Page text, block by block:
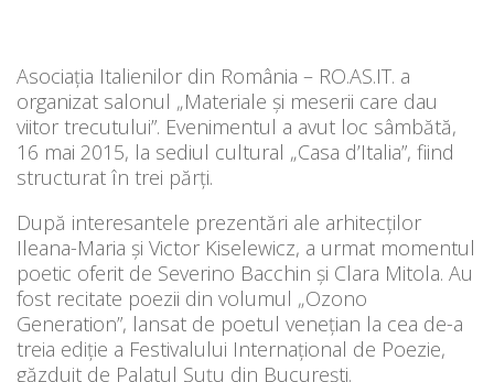
Asociația Italienilor din România – RO.AS.IT. a
organizat salonul „Materiale și meserii care dau
viitor trecutului”. Evenimentul a avut loc sâmbătă,
16 mai 2015, la sediul cultural „Casa d’Italia”, fiind
structurat în trei părți.
După interesantele prezentări ale arhitecților
Ileana-Maria și Victor Kiselewicz, a urmat momentul
poetic oferit de Severino Bacchin și Clara Mitola. Au
fost recitate poezii din volumul „Ozono
Generation”, lansat de poetul venețian la cea de-a
treia ediție a Festivalului Internațional de Poezie,
găzduit de Palatul Șuțu din București.